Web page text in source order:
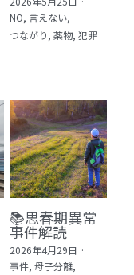
NO, 言えない,
つながり, 薬物, 犯罪
📚思春期異常
事件解読
2026年4月29日 ·
事件, 母子分離,